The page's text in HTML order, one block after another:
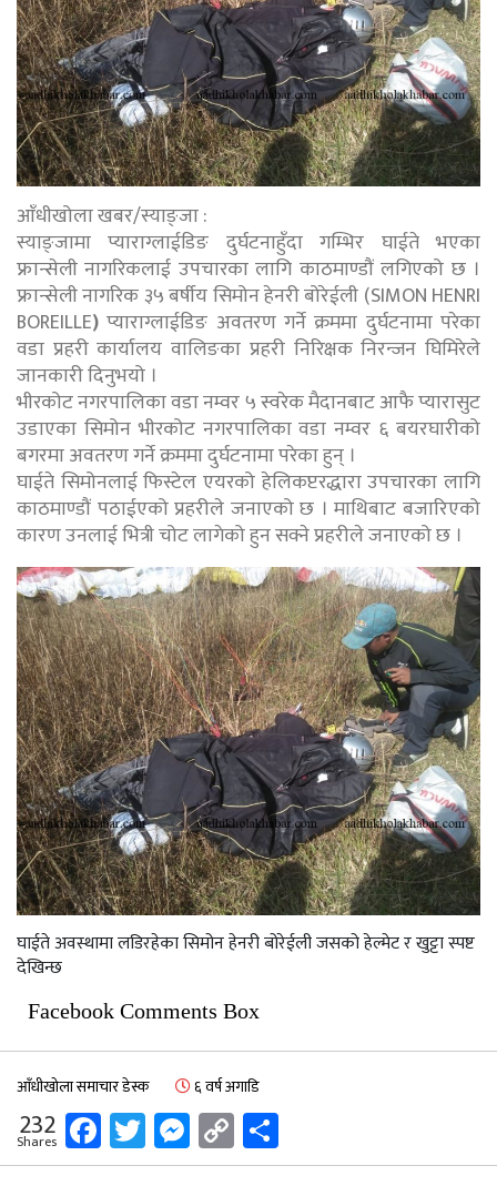
आँधीखोला खबर/स्याङ्जा :
स्याङ्जामा प्याराग्लाईडिङ दुर्घटनाहुँदा गम्भिर घाईते भएका
फ्रान्सेली नागरिकलाई उपचारका लागि काठमाण्डौं लगिएको छ ।
फ्रान्सेली नागरिक ३५ बर्षीय सिमोन हेनरी बोरेईली (SIMON HENRI
BOREILLE) प्याराग्लाईडिङ अवतरण गर्ने क्रममा दुर्घटनामा परेका
वडा प्रहरी कार्यालय वालिङका प्रहरी निरिक्षक निरन्जन घिमिरेले
जानकारी दिनुभयो ।
भीरकोट नगरपालिका वडा नम्वर ५ स्वरेक मैदानबाट आफै प्यारासुट
उडाएका सिमोन भीरकोट नगरपालिका वडा नम्वर ६ बयरघारीको
बगरमा अवतरण गर्ने क्रममा दुर्घटनामा परेका हुन् ।
घाईते सिमोनलाई फिस्टेल एयरको हेलिकप्टरद्धारा उपचारका लागि
काठमाण्डौं पठाईएको प्रहरीले जनाएको छ । माथिबाट बजारिएको
कारण उनलाई भित्री चोट लागेको हुन सक्ने प्रहरीले जनाएको छ ।
घाईते अवस्थामा लडिरहेका सिमोन हेनरी बोरेईली जसको हेल्मेट र खुट्टा स्पष्ट
देखिन्छ
Facebook Comments Box
आँधीखोला समाचार डेस्क ६ वर्ष अगाडि
232
Shares Facebook
Twitter
Messenger
Copy
Link